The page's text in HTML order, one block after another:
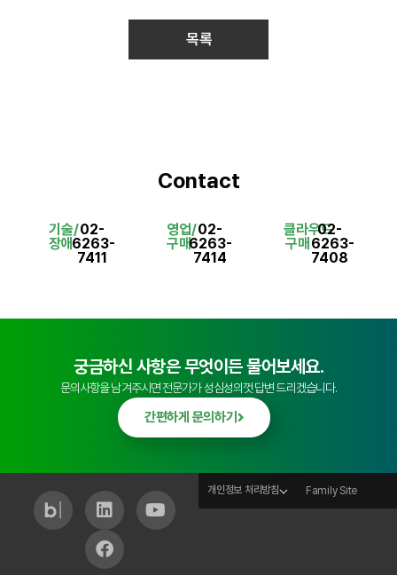
목록
Contact
기술/
장애
02-
6263-
7411
영업/
구매
02-
6263-
7414
클라우드
구매
02-
6263-
7408
궁금하신 사항은 무엇이든 물어보세요.
문의사항을 남겨주시면 전문가가 성심성의껏 답변 드리겠습니다.
간편하게 문의하기
개인정보 처리방침 Family Site